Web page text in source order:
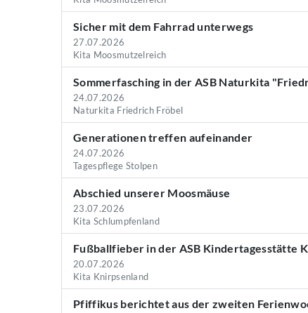
Sicher mit dem Fahrrad unterwegs
27.07.2026
Kita Moosmutzelreich
Sommerfasching in der ASB Naturkita
24.07.2026
Naturkita Friedrich Fröbel
Generationen treffen aufeinander
24.07.2026
Tagespflege Stolpen
Abschied unserer Moosmäuse
23.07.2026
Kita Schlumpfenland
Fußballfieber in der ASB Kindertagesstätte
20.07.2026
Kita Knirpsenland
Pfiffikus berichtet aus der zweiten